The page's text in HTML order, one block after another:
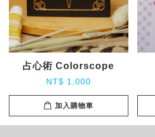
占心術 Colorscope
NT$ 1,000
加入購物車